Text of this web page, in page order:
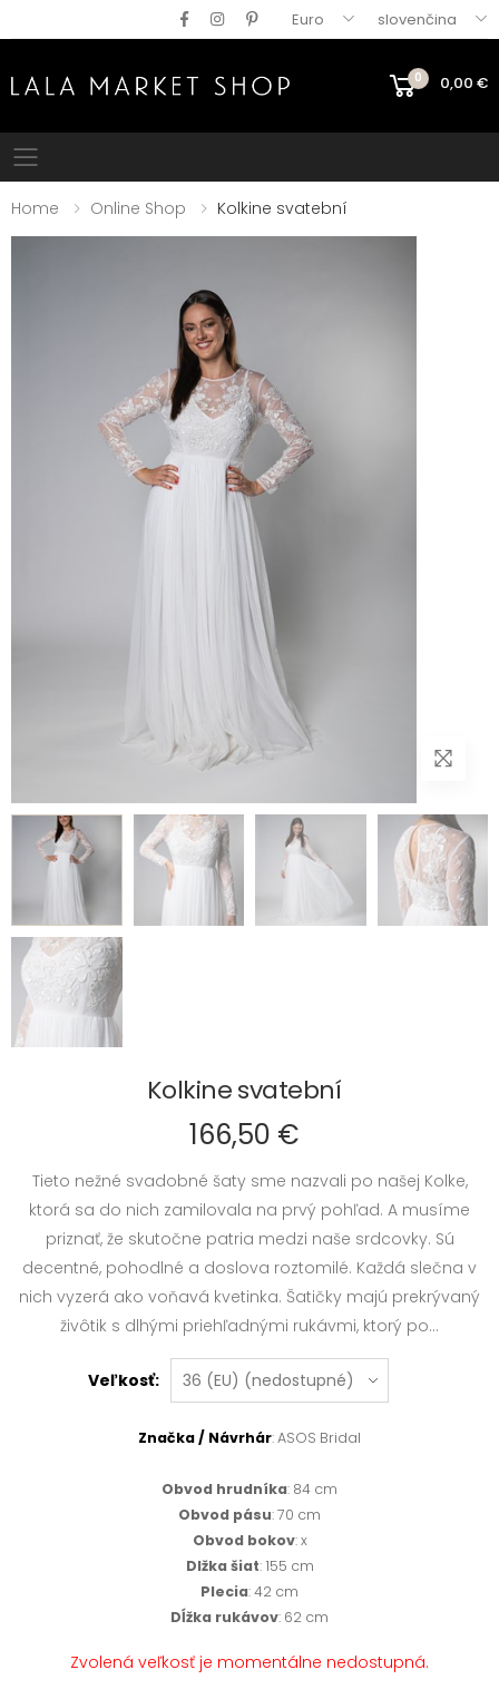
Euro slovenčina
0 0,00 €
Mobile menu
Home Online Shop Kolkine svatební
Kolkine svatební
166,50 €
Tieto nežné svadobné šaty sme nazvali po našej Kolke,
ktorá sa do nich zamilovala na prvý pohľad. A musíme
priznať, že skutočne patria medzi naše srdcovky. Sú
decentné, pohodlné a doslova roztomilé. Každá slečna v
nich vyzerá ako voňavá kvetinka. Šatičky majú prekrývaný
živôtik s dlhými priehľadnými rukávmi, ktorý po...
Veľkosť:
Značka / Návrhár: ASOS Bridal
Obvod hrudníka: 84 cm
Obvod pásu: 70 cm
Obvod bokov: x
Dlžka šiat: 155 cm
Plecia: 42 cm
Dĺžka rukávov: 62 cm
Zvolená veľkosť je momentálne nedostupná.